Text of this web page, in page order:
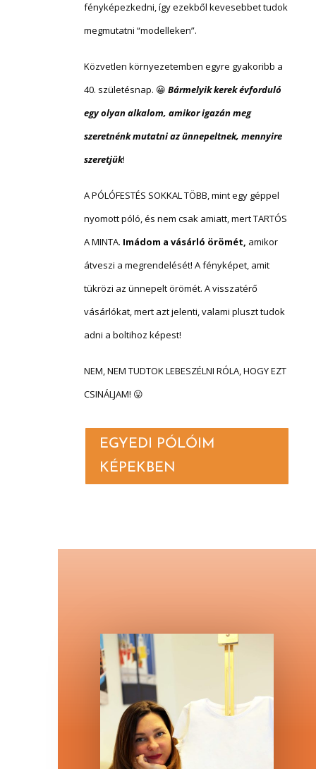
fényképezkedni, így ezekből kevesebbet tudok
megmutatni “modelleken”.
Közvetlen környezetemben egyre gyakoribb a
40. születésnap. 😀 Bármelyik kerek évforduló
egy olyan alkalom, amikor igazán meg
szeretnénk mutatni az ünnepeltnek, mennyire
szeretjük!
A PÓLÓFESTÉS SOKKAL TÖBB, mintegy géppel
nyomott póló, és nem csak amiatt, mert TARTÓS
A MINTA. Imádom a vásárló örömét, amikor
átveszi a megrendelését! A fényképet, amit
tükrözi az ünnepelt örömét. A visszatérő
vásárlókat, mert azt jelenti, valami pluszt tudok
adni a boltihoz képest!
NEM, NEM TUDTOK LEBESZÉLNI RÓLA, HOGY EZT
CSINÁLJAM! 😛
EGYEDI PÓLÓIM
KÉPEKBEN